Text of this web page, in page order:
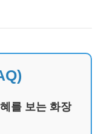
를 보는 화장